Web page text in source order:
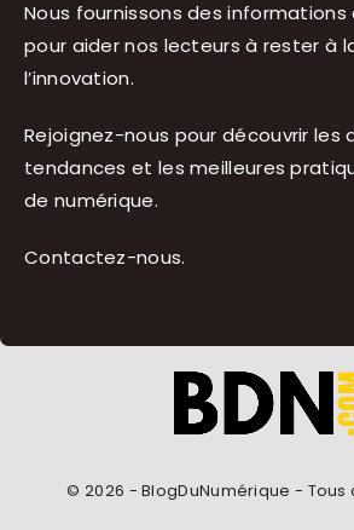
Nous fournissons des
pour aider nos lecteurs à rester à
l’innovation.
Rejoignez-nous pour découvrir les
tendances et les meilleures
de numérique.
Contactez-nous.
© 2026 - BlogDuNumérique - Tous